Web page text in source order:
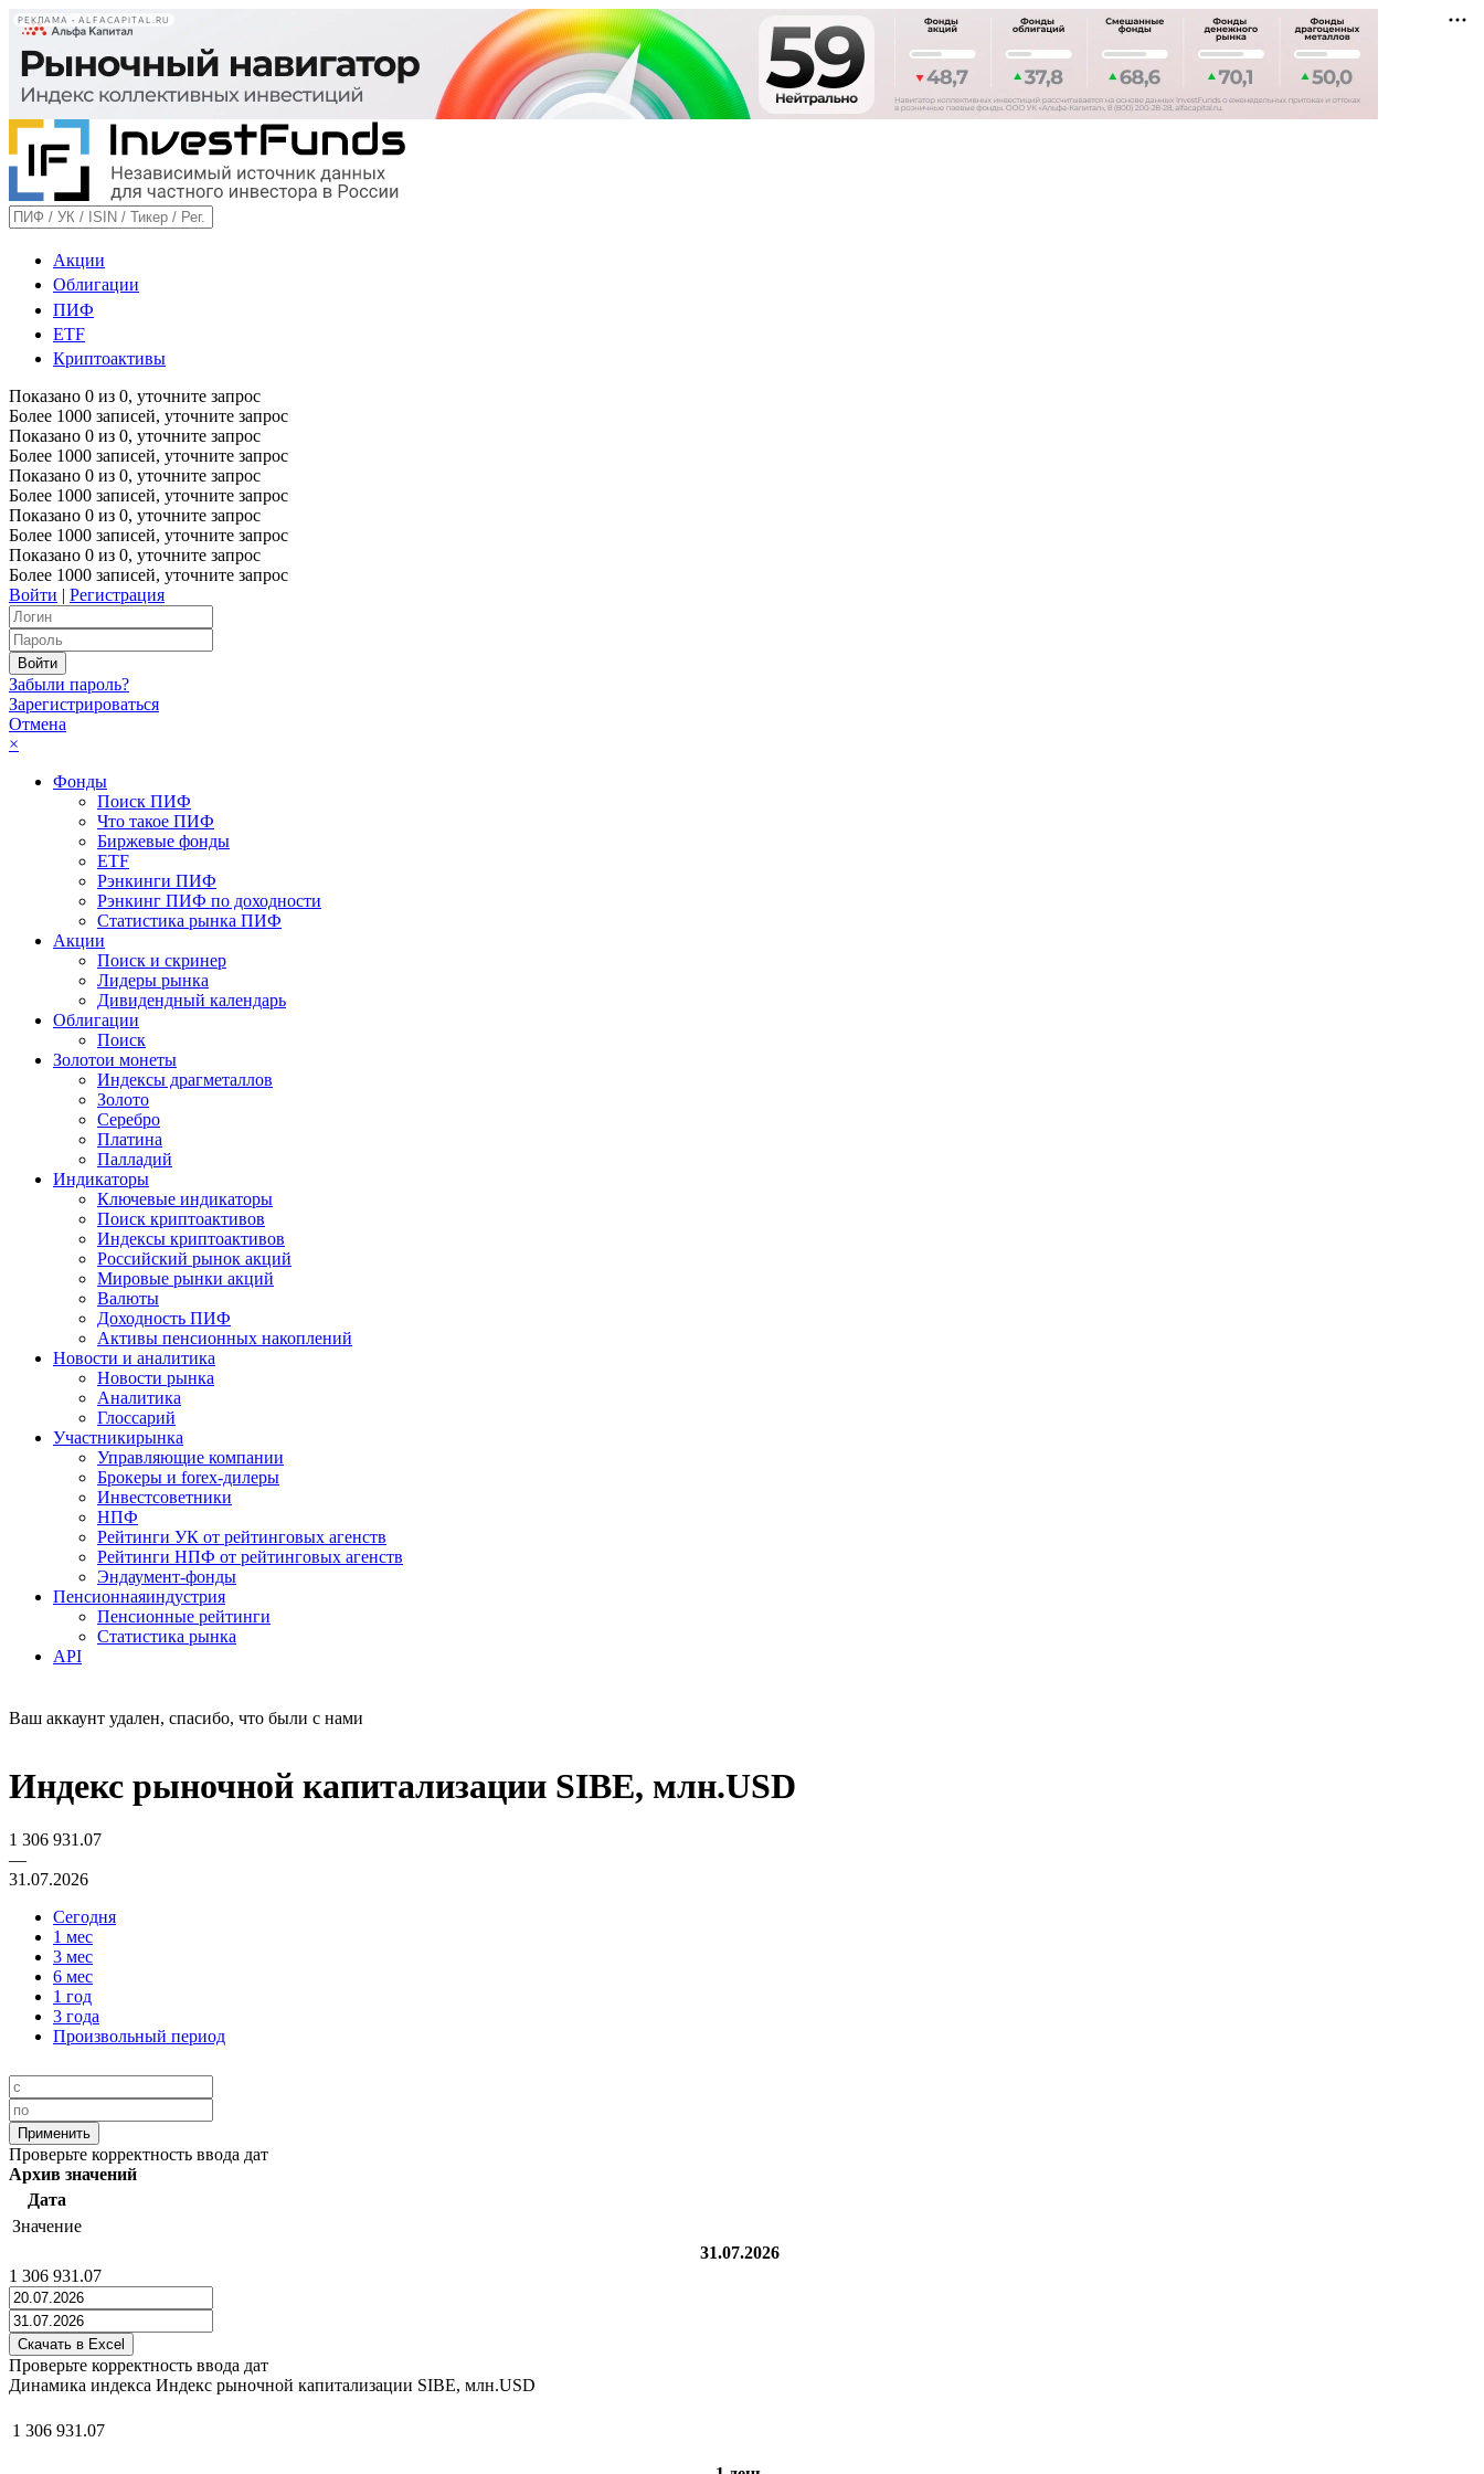
РЕКЛАМА • ALFACAPITAL.RU
Акции
Облигации
ПИФ
ETF
Криптоактивы
Показано 0 из 0, уточните запрос
Более 1000 записей, уточните запрос
Показано 0 из 0, уточните запрос
Более 1000 записей, уточните запрос
Показано 0 из 0, уточните запрос
Более 1000 записей, уточните запрос
Показано 0 из 0, уточните запрос
Более 1000 записей, уточните запрос
Показано 0 из 0, уточните запрос
Более 1000 записей, уточните запрос
Войти | Регистрация
Забыли пароль?
Зарегистрироваться
Отмена
×
Фонды
Поиск ПИФ
Что такое ПИФ
Биржевые фонды
ETF
Рэнкинги ПИФ
Рэнкинг ПИФ по доходности
Статистика рынка ПИФ
Акции
Поиск и скринер
Лидеры рынка
Дивидендный календарь
Облигации
Поиск
Золотои монеты
Индексы драгметаллов
Золото
Серебро
Платина
Палладий
Индикаторы
Ключевые индикаторы
Поиск криптоактивов
Индексы криптоактивов
Российский рынок акций
Мировые рынки акций
Валюты
Доходность ПИФ
Активы пенсионных накоплений
Новости и аналитика
Новости рынка
Аналитика
Глоссарий
Участникирынка
Управляющие компании
Брокеры и forex-дилеры
Инвестсоветники
НПФ
Рейтинги УК от рейтинговых агенств
Рейтинги НПФ от рейтинговых агенств
Эндаумент-фонды
Пенсионнаяиндустрия
Пенсионные рейтинги
Статистика рынка
API
Ваш аккаунт удален, спасибо, что были с нами
Индекс рыночной капитализации SIBE, млн.USD
1 306 931.07
—
31.07.2026
Сегодня
1 мес
3 мес
6 мес
1 год
3 года
Произвольный период
Проверьте корректность ввода дат
Архив значений
Дата
Значение
31.07.2026
1 306 931.07
Проверьте корректность ввода дат
Динамика индекса Индекс рыночной капитализации SIBE, млн.USD
1 306 931.07